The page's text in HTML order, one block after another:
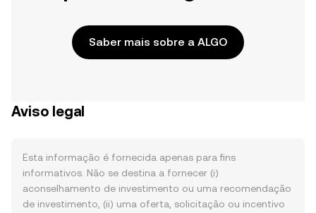
Saber mais sobre a ALGO
Aviso legal
Esta informação é fornecida apenas para fins
informativos. Não se destina a fornecer (i)
aconselhamento de investimento ou uma recomendação
de investimento, (ii) uma oferta, solicitação ou incentivo